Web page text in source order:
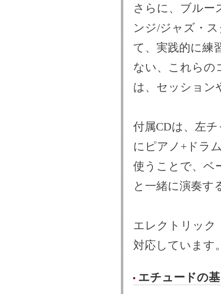
さらに、ブルー
ンジ/ジャズ・
て、実践的に練
ない、これらの
は、セッション
付属CDは、左
にピアノ+ドラ
使うことで、ベ
と一緒に演奏す
エレクトリック
対応しています
エチュードの